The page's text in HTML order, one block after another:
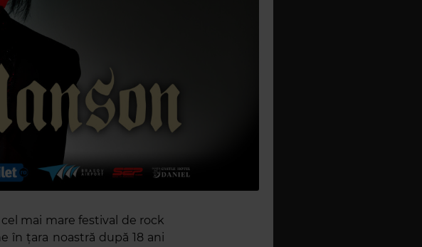
mai mare festival de rock
în țara noastră după 18 ani